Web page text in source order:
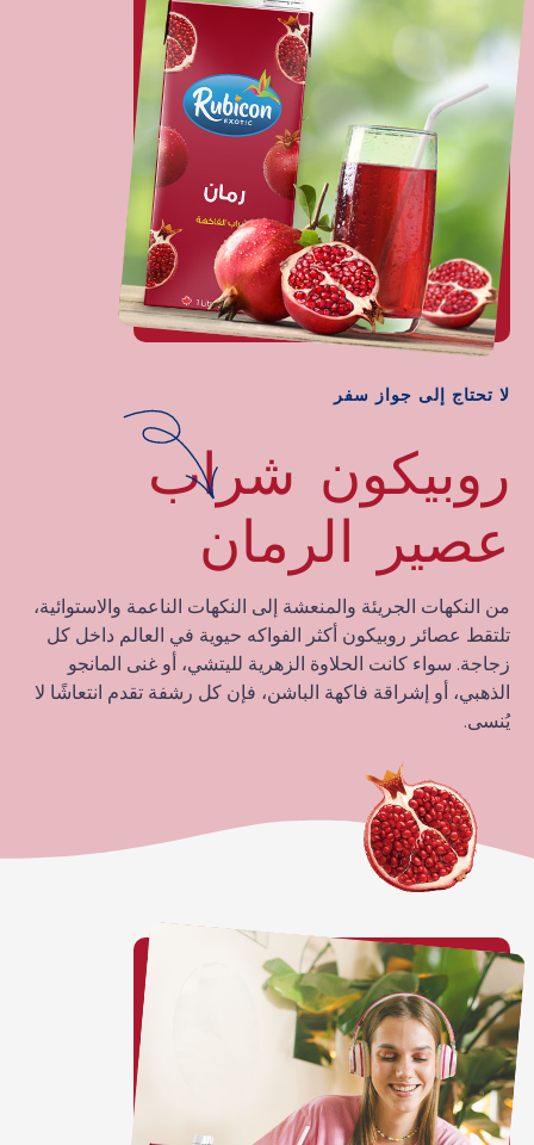
لا تحتاج إلى جواز سفر
روبيكون شراب
عصير الرمان
من النكهات الجريئة والمنعشة إلى النكهات الناعمة والاستوائية،
تلتقط عصائر روبيكون أكثر الفواكه حيوية في العالم داخل كل
زجاجة. سواء كانت الحلاوة الزهرية لليتشي، أو غنى المانجو
الذهبي، أو إشراقة فاكهة الباشن، فإن كل رشفة تقدم انتعاشًا لا
يُنسى.